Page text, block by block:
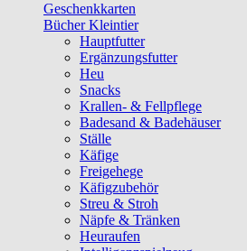
Geschenkkarten
Bücher Kleintier
Hauptfutter
Ergänzungsfutter
Heu
Snacks
Krallen- & Fellpflege
Badesand & Badehäuser
Ställe
Käfige
Freigehege
Käfigzubehör
Streu & Stroh
Näpfe & Tränken
Heuraufen